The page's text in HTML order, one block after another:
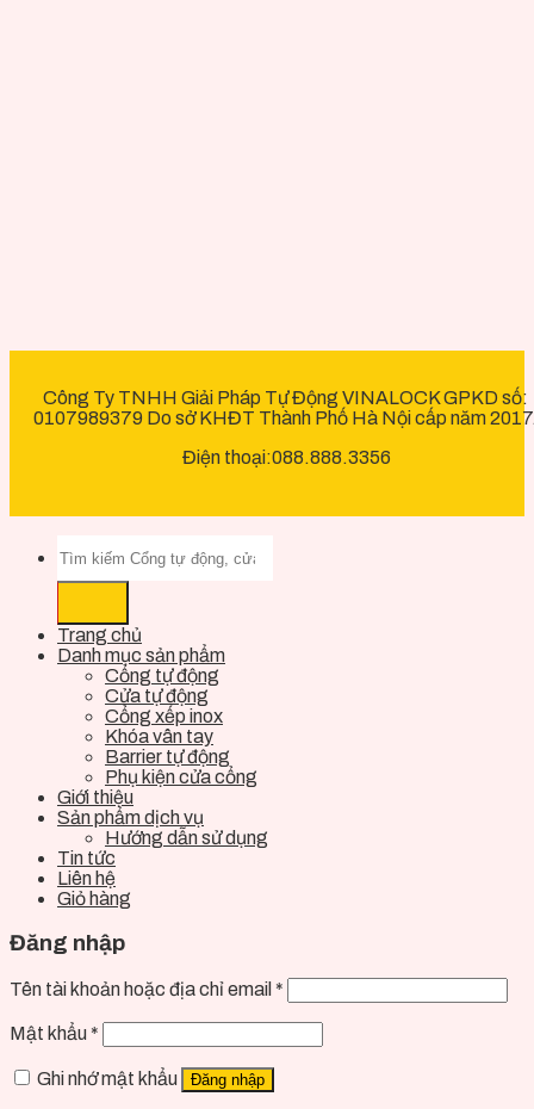
Công Ty TNHH Giải Pháp Tự Động VINALOCK GPKD số:
0107989379 Do sở KHĐT Thành Phố Hà Nội cấp năm
Điện thoại:088.888.3356
Trang chủ
Danh mục sản phẩm
Cổng tự động
Cửa tự động
Cổng xếp inox
Khóa vân tay
Barrier tự động
Phụ kiện cửa cổng
Giới thiệu
Sản phẩm dịch vụ
Hướng dẫn sử dụng
Tin tức
Liên hệ
Giỏ hàng
Đăng nhập
Tên tài khoản hoặc địa chỉ email *
Mật khẩu *
Ghi nhớ mật khẩu Đăng nhập